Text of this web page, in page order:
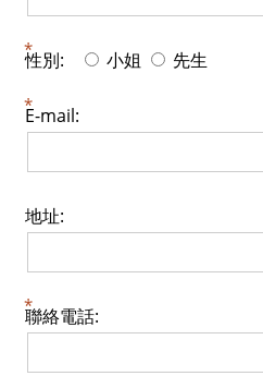
性別: 小姐 先生
E-mail:
地址:
聯絡電話: